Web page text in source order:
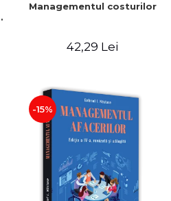
Managementul costurilor
42,29 Lei
-15%